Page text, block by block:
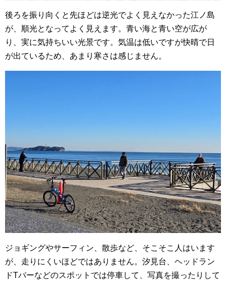
後ろを振り向くと先ほどは逆光でよく見えなかった江ノ島
が、順光となってよく見えます。青い海と青い空が広が
り、実に気持ちいい光景です。気温は低いですが快晴で日
が出ているため、あまり寒さは感じません。
ジョギングやサーフィン、散歩など、そこそこ人はいます
が、走りにくいほどではありません。汐見台、ヘッドラン
ドTバーなどのスポットでは停車して、写真を撮ったりして